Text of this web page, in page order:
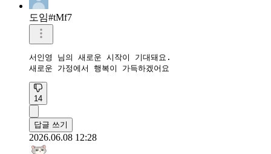
도임#tMf7
서인영 님의 새로운 시작이 기대돼요.
새로운 가정에서 행복이 가득하겠어요
14
답글 쓰기
2026.06.08 12:28